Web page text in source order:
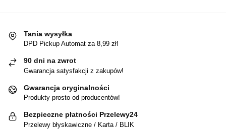
Tania wysyłka
DPD Pickup Automat za 8,99 zł!
90 dni na zwrot
Gwarancja satysfakcji z zakupów!
Gwarancja oryginalności
Produkty prosto od producentów!
Bezpieczne płatności Przelewy24
Przelewy błyskawiczne / Karta / BLIK